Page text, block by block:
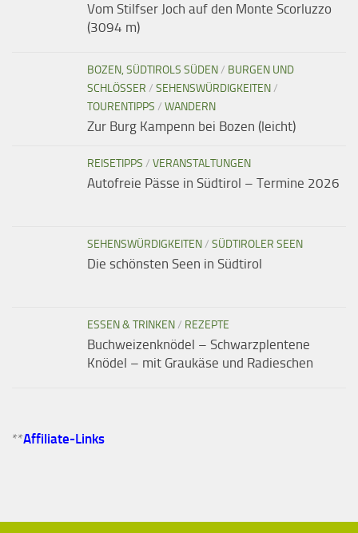
Vom Stilfser Joch auf den Monte Scorluzzo
(3094 m)
BOZEN, SÜDTIROLS SÜDEN/ BURGEN UND
SCHLÖSSER / SEHENSWÜRDIGKEITEN/
TOURENTIPPS / WANDERN
Zur Burg Kampenn bei Bozen (leicht)
REISETIPPS / VERANSTALTUNGEN
Autofreie Pässe in Südtirol – Termine 2026
SEHENSWÜRDIGKEITEN/ SÜDTIROLER SEEN
Die schönsten Seen in Südtirol
ESSEN & TRINKEN/ REZEPTE
Buchweizenknödel – Schwarzplentene
Knödel – mit Graukäse und Radieschen
**Affiliate-Links